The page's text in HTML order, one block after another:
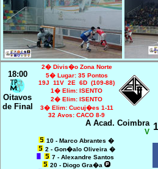
18:00
Oitavos
de Final
2� Divis�o Zona Norte
5� Lugar: 35 Pontos
19J 11V 2E 6D (109-88)
1� Elim: ISENTO
2� Elim: ISENTO
3� Elim: Cucuj�es 1-11
32 Avos: CACO 8-9
A Acad. Coimbra
V
10 - Marco Abrantes �
2 - Gon�alo Oliveira �
7 - Alexandre Santos
20 - Diogo Gra�a